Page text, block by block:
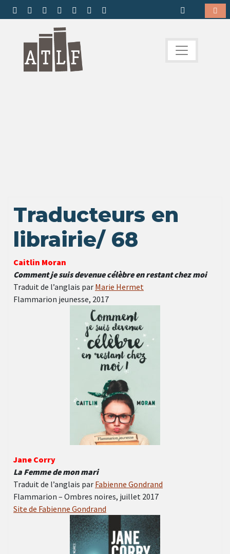
Traducteurs en
librairie/ 68
Caitlin Moran
Comment je suis devenue célèbre en restant chez moi
Traduit de l’anglais par Marie Hermet
Flammarion jeunesse, 2017
Jane Corry
La Femme de mon mari
Traduit de l’anglais par Fabienne Gondrand
Flammarion – Ombres noires, juillet 2017
Site de Fabienne Gondrand